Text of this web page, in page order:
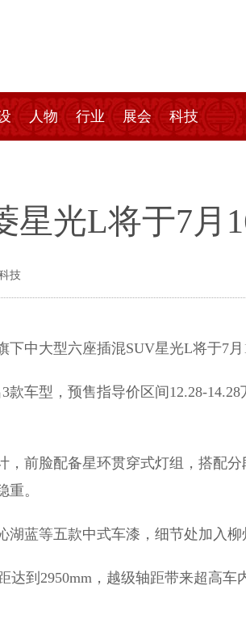
人物 行业 展会 科技
星光L将于7月
技
大型六座插混SUV星光L将于7月
车型，预售指导价区间12.28-14.28
前脸配备星环贯穿式灯组，搭配分
。
等五款中式车漆，细节处加入柳
到2950mm，越级轴距带来超高车